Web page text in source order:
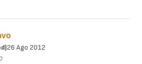
26 Ago 2012